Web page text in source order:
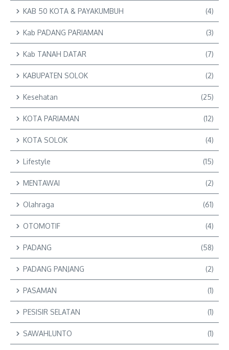
KAB 50 KOTA & PAYAKUMBUH (4)
Kab PADANG PARIAMAN (3)
Kab TANAH DATAR (7)
KABUPATEN SOLOK (2)
Kesehatan (25)
KOTA PARIAMAN (12)
KOTA SOLOK (4)
Lifestyle (15)
MENTAWAI (2)
Olahraga (61)
OTOMOTIF (4)
PADANG (58)
PADANG PANJANG (2)
PASAMAN (1)
PESISIR SELATAN (1)
SAWAHLUNTO (1)